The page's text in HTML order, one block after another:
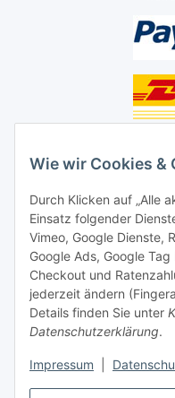
Wie wir Cookies &
Durch Klicken auf „Alle
Einsatz folgender
Vimeo, Google Dienste,
Google Ads, Google
Checkout und
jederzeit ändern
Details finden Sie unter
Datenschutzerklärung.
Impressum
Social Media
Unsere Dienstleistungen
Lampenreparatur
Lichtservice für Senioren